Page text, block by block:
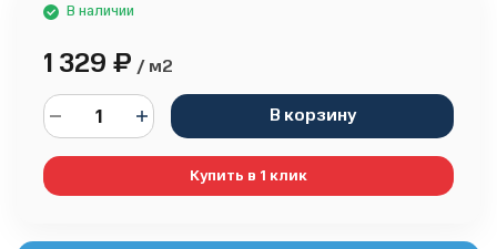
В наличии
1 329 ₽ / м2
В корзину
Купить в 1 клик